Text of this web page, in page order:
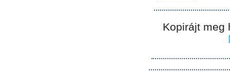
Kopirájt meg